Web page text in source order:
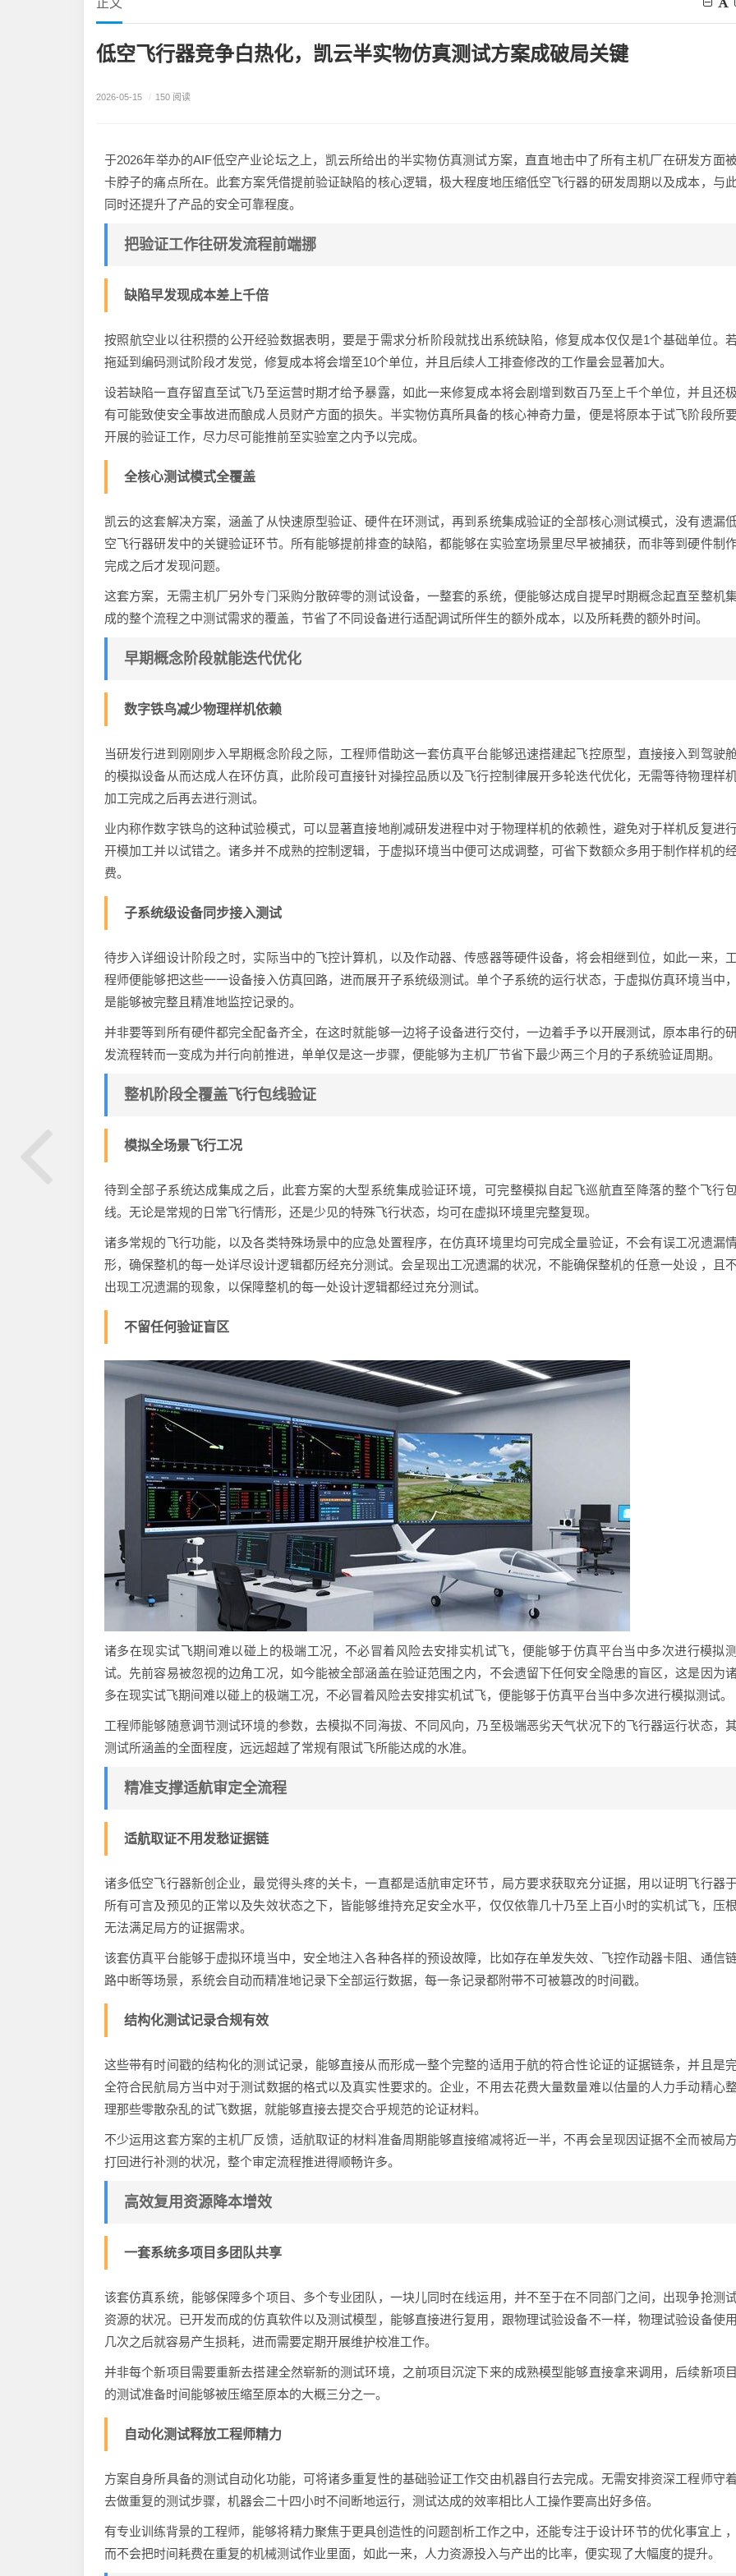
正文
低空飞行器竞争白热化，凯云半实物仿真测试方案成破局关键
2026-05-15 / 150 阅读
于2026年举办的AIF低空产业论坛之上，凯云所给出的半实物仿真测试方案，直直地击中了所有主机厂在研发方面
卡脖子的痛点所在。此套方案凭借提前验证缺陷的核心逻辑，极大程度地压缩低空飞行器的研发周期以及成本，与
同时还提升了产品的安全可靠程度。
把验证工作往研发流程前端挪
缺陷早发现成本差上千倍
按照航空业以往积攒的公开经验数据表明，要是于需求分析阶段就找出系统缺陷，修复成本仅仅是1个基础单位。
拖延到编码测试阶段才发觉，修复成本将会增至10个单位，并且后续人工排查修改的工作量会显著加大。
设若缺陷一直存留直至试飞乃至运营时期才给予暴露，如此一来修复成本将会剧增到数百乃至上千个单位，并且还极
有可能致使安全事故进而酿成人员财产方面的损失。半实物仿真所具备的核心神奇力量，便是将原本于试飞阶段所
开展的验证工作，尽力尽可能推前至实验室之内予以完成。
全核心测试模式全覆盖
凯云的这套解决方案，涵盖了从快速原型验证、硬件在环测试，再到系统集成验证的全部核心测试模式，没有遗漏
空飞行器研发中的关键验证环节。所有能够提前排查的缺陷，都能够在实验室场景里尽早被捕获，而非等到硬件制
完成之后才发现问题。
这套方案，无需主机厂另外专门采购分散碎零的测试设备，一整套的系统，便能够达成自提早时期概念起直至整机
成的整个流程之中测试需求的覆盖，节省了不同设备进行适配调试所伴生的额外成本，以及所耗费的额外时间。
早期概念阶段就能迭代优化
数字铁鸟减少物理样机依赖
当研发行进到刚刚步入早期概念阶段之际，工程师借助这一套仿真平台能够迅速搭建起飞控原型，直接接入到驾驶
的模拟设备从而达成人在环仿真，此阶段可直接针对操控品质以及飞行控制律展开多轮迭代优化，无需等待物理样
加工完成之后再去进行测试。
业内称作数字铁鸟的这种试验模式，可以显著直接地削减研发进程中对于物理样机的依赖性，避免对于样机反复进
开模加工并以试错之。诸多并不成熟的控制逻辑，于虚拟环境当中便可达成调整，可省下数额众多用于制作样机的
费。
子系统级设备同步接入测试
待步入详细设计阶段之时，实际当中的飞控计算机，以及作动器、传感器等硬件设备，将会相继到位，如此一来，工
程师便能够把这些一一设备接入仿真回路，进而展开子系统级测试。单个子系统的运行状态，于虚拟仿真环境当中，
是能够被完整且精准地监控记录的。
并非要等到所有硬件都完全配备齐全，在这时就能够一边将子设备进行交付，一边着手予以开展测试，原本串行的
发流程转而一变成为并行向前推进，单单仅是这一步骤，便能够为主机厂节省下最少两三个月的子系统验证周期。
整机阶段全覆盖飞行包线验证
模拟全场景飞行工况
待到全部子系统达成集成之后，此套方案的大型系统集成验证环境，可完整模拟自起飞巡航直至降落的整个飞行
线。无论是常规的日常飞行情形，还是少见的特殊飞行状态，均可在虚拟环境里完整复现。
诸多常规的飞行功能，以及各类特殊场景中的应急处置程序，在仿真环境里均可完成全量验证，不会有误工况遗漏
形，确保整机的每一处详尽设计逻辑都历经充分测试。会呈现出工况遗漏的状况，不能确保整机的任意一处设 ，且
出现工况遗漏的现象，以保障整机的每一处设计逻辑都经过充分测试。
不留任何验证盲区
诸多在现实试飞期间难以碰上的极端工况，不必冒着风险去安排实机试飞，便能够于仿真平台当中多次进行模拟测
试。先前容易被忽视的边角工况，如今能被全部涵盖在验证范围之内，不会遗留下任何安全隐患的盲区，这是因为
多在现实试飞期间难以碰上的极端工况，不必冒着风险去安排实机试飞，便能够于仿真平台当中多次进行模拟测试。
工程师能够随意调节测试环境的参数，去模拟不同海拔、不同风向，乃至极端恶劣天气状况下的飞行器运行状态，
测试所涵盖的全面程度，远远超越了常规有限试飞所能达成的水准。
精准支撑适航审定全流程
适航取证不用发愁证据链
诸多低空飞行器新创企业，最觉得头疼的关卡，一直都是适航审定环节，局方要求获取充分证据，用以证明飞行器
所有可言及预见的正常以及失效状态之下，皆能够维持充足安全水平，仅仅依靠几十乃至上百小时的实机试飞，压根
无法满足局方的证据需求。
该套仿真平台能够于虚拟环境当中，安全地注入各种各样的预设故障，比如存在单发失效、飞控作动器卡阻、通信
路中断等场景，系统会自动而精准地记录下全部运行数据，每一条记录都附带不可被篡改的时间戳。
结构化测试记录合规有效
这些带有时间戳的结构化的测试记录，能够直接从而形成一整个完整的适用于航的符合性论证的证据链条，并且是
全符合民航局方当中对于测试数据的格式以及真实性要求的。企业，不用去花费大量数量难以估量的人力手动精心
理那些零散杂乱的试飞数据，就能够直接去提交合乎规范的论证材料。
不少运用这套方案的主机厂反馈，适航取证的材料准备周期能够直接缩减将近一半，不再会呈现因证据不全而被局方
打回进行补测的状况，整个审定流程推进得顺畅许多。
高效复用资源降本增效
一套系统多项目多团队共享
该套仿真系统，能够保障多个项目、多个专业团队，一块儿同时在线运用，并不至于在不同部门之间，出现争抢测
资源的状况。已开发而成的仿真软件以及测试模型，能够直接进行复用，跟物理试验设备不一样，物理试验设备使用
几次之后就容易产生损耗，进而需要定期开展维护校准工作。
并非每个新项目需要重新去搭建全然崭新的测试环境，之前项目沉淀下来的成熟模型能够直接拿来调用，后续新项目
的测试准备时间能够被压缩至原本的大概三分之一。
自动化测试释放工程师精力
方案自身所具备的测试自动化功能，可将诸多重复性的基础验证工作交由机器自行去完成。无需安排资深工程师守着
去做重复的测试步骤，机器会二十四小时不间断地运行，测试达成的效率相比人工操作要高出好多倍。
有专业训练背景的工程师，能够将精力聚焦于更具创造性的问题剖析工作之中，还能专注于设计环节的优化事宜上 ，
而不会把时间耗费在重复的机械测试作业里面，如此一来，人力资源投入与产出的比率，便实现了大幅度的提升。